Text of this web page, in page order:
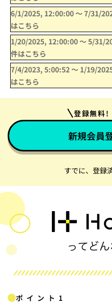
6/1/2025, 12:00:00〜7/31/
はこちら
1/20/2025, 12:00:00〜5/31/
件はこちら
7/4/2023, 5:00:52〜 1/19/
はこちら
登録無料!
新規会員
すでに、登録
ポイント1